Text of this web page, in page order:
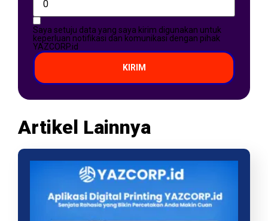
Saya setuju data yang saya kirim digunakan untuk
keperluan notifikasi dan komunikasi dengan pihak
YAZCORP.id
KIRIM
Artikel Lainnya